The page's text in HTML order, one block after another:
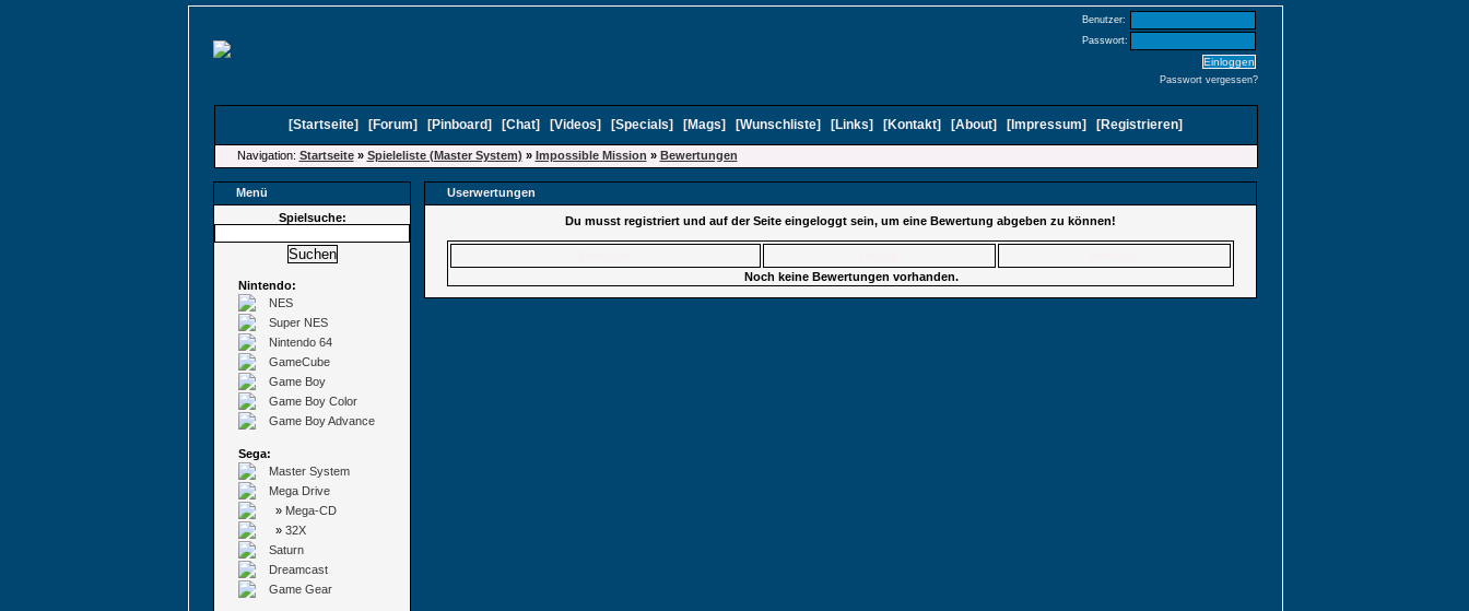
Benutzer:
Passwort:
Passwort vergessen?
[Startseite] [Forum] [Pinboard] [Chat] [Videos] [Specials] [Mags] [Wunschliste] [Links] [Kontakt] [About] [ Impressum] [Registrieren]
Navigation: Startseite» Spieleliste (Master System) » Impossible Mission » Bewertungen
Menü
Userwertungen
Spielsuche:
Nintendo:
NES
Super NES
Nintendo 64
GameCube
Game Boy
Game Boy Color
Game Boy Advance
Sega:
Master System
Mega Drive
» Mega-CD
» 32X
Saturn
Dreamcast
Game Gear
Du musst registriert und auf der Seite eingeloggt sein, um eine Bewertung abgeben zu können!
Noch keine Bewertungen vorhanden.